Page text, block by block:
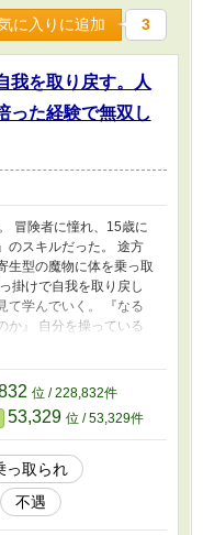
に入りに追加 3
我を取り戻す。人
った経験で無双し
冒険者に憧れ、15歳に
のスキルだった。 途方
生型の魔物に体を乗っ取
掛けで自我を取り戻し
て学んでいく。 『なる
か』 自分を操っている
年。 ついにモリスは完
せ、積んだ人生だ。冒
って棒に振ったモリス
のだった。
位 / 228,832件
53,329 位 / 53,329件
っ取られ
不遇